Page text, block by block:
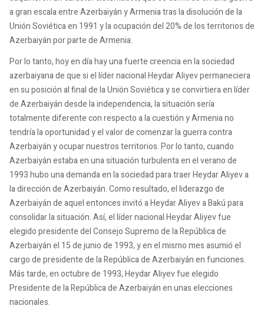
a gran escala entre Azerbaiyán y Armenia tras la disolución de la
Unión Soviética en 1991 y la ocupación del 20% de los territorios de
Azerbaiyán por parte de Armenia.
Por lo tanto, hoy en día hay una fuerte creencia en la sociedad
azerbaiyana de que si el líder nacional Heydar Aliyev permaneciera
en su posición al final de la Unión Soviética y se convirtiera en líder
de Azerbaiyán desde la independencia, la situación sería
totalmente diferente con respecto a la cuestión y Armenia no
tendría la oportunidad y el valor de comenzar la guerra contra
Azerbaiyán y ocupar nuestros territorios. Por lo tanto, cuando
Azerbaiyán estaba en una situación turbulenta en el verano de
1993 hubo una demanda en la sociedad para traer Heydar Aliyev a
la dirección de Azerbaiyán. Como resultado, el liderazgo de
Azerbaiyán de aquel entonces invitó a Heydar Aliyev a Bakú para
consolidar la situación. Así, el líder nacional Heydar Aliyev fue
elegido presidente del Consejo Supremo de la República de
Azerbaiyán el 15 de junio de 1993, y en el mismo mes asumió el
cargo de presidente de la República de Azerbaiyán en funciones.
Más tarde, en octubre de 1993, Heydar Aliyev fue elegido
Presidente de la República de Azerbaiyán en unas elecciones
nacionales.